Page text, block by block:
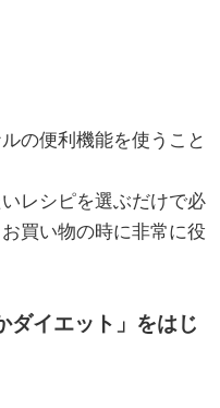
の便利機能を使うこと
レシピを選ぶだけで必
買い物の時に非常に役
ダイエット」をはじ